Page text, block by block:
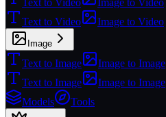
Text to Video
Image to Video
Text to Video
Image to Video
Image
Text to Image
Image to Image
Text to Image
Image to Image
Models
Tools